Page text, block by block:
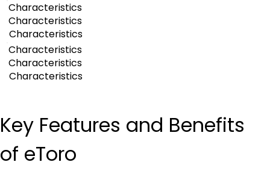
Characteristics
Characteristics
Characteristics
Characteristics
Characteristics
Characteristics
Key Features and Benefits
of eToro